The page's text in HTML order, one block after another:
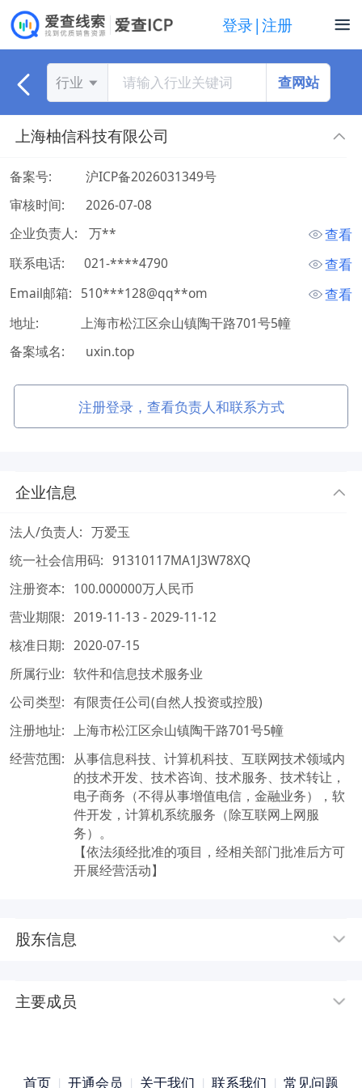
登录|注册
行业 查网站
上海柚信科技有限公司
备案号:
沪ICP备2026031349号
审核时间:
2026-07-08
企业负责人:
万** 查看
联系电话: 021-****4790 查看
Email邮箱: 510***128@qq**om 查看
地址:
上海市松江区佘山镇陶干路701号5幢
备案域名:
uxin.top
注册登录，查看负责人和联系方式
企业信息
法人/负责人: 万爱玉
统一社会信用码: 91310117MA1J3W78XQ
注册资本: 100.000000万人民币
营业期限: 2019-11-13 - 2029-11-12
核准日期: 2020-07-15
所属行业: 软件和信息技术服务业
公司类型: 有限责任公司(自然人投资或控股)
注册地址: 上海市松江区佘山镇陶干路701号5幢
经营范围: 从事信息科技、计算机科技、互联网技术领域内
的技术开发、技术咨询、技术服务、技术转让，
电子商务（不得从事增值电信，金融业务），软
件开发，计算机系统服务（除互联网上网服
务）。
【依法须经批准的项目，经相关部门批准后方可
开展经营活动】
股东信息
主要成员
首页 | 开通会员 | 关于我们 | 联系我们 | 常见问题